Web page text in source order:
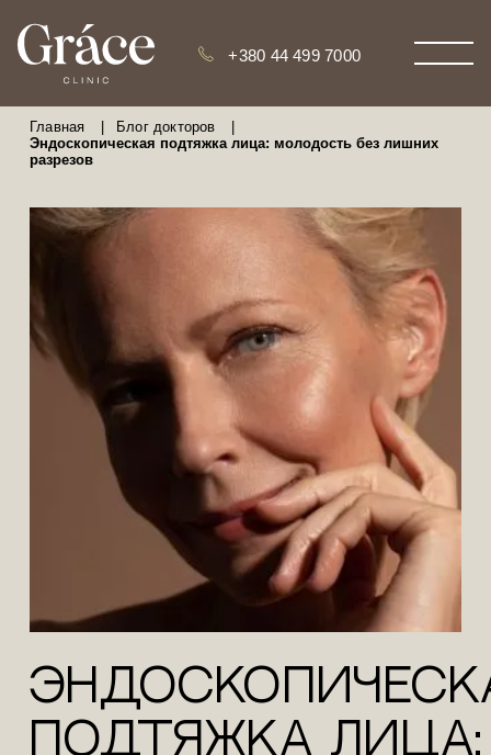
+380 44 499 7000
Главная Блог докторов
Эндоскопическая подтяжка лица: молодость без лишних
разрезов
подтяжка лица: